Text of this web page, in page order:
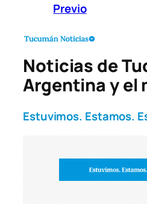
Previo
Noticias de
Argentina y el
Estuvimos. Estamos.